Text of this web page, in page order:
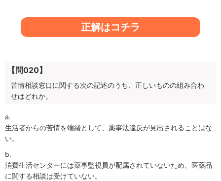
正解はコチラ
【問020】
苦情相談窓口に関する次の記述のうち、正しいものの組み合わ
せはどれか。
a.
生活者からの苦情を端緒として、薬事法違反が見出されることはな
い。
b.
消費生活センターには薬事監視員が配属されていないため、医薬品
に関する相談は受けていない。